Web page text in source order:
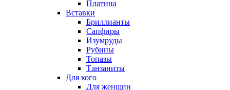
Платина
Вставки
Бриллианты
Сапфиры
Изумруды
Рубины
Топазы
Танзаниты
Для кого
Для женщин